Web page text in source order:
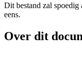
Dit bestand zal spoedig
eens.
Over dit